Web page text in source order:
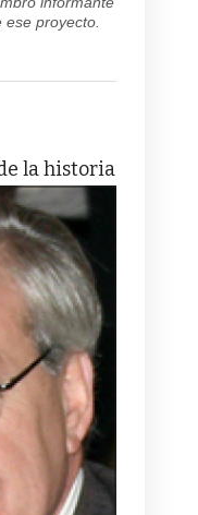
ese proyecto.
la historia